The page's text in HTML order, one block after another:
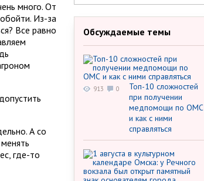
много. От
Из-за
Все равно
А со
где-то
Обсуждаемые темы
Топ-10 сложностей
при получении
медпомощи по ОМС
и как с ними
справляться
913 0